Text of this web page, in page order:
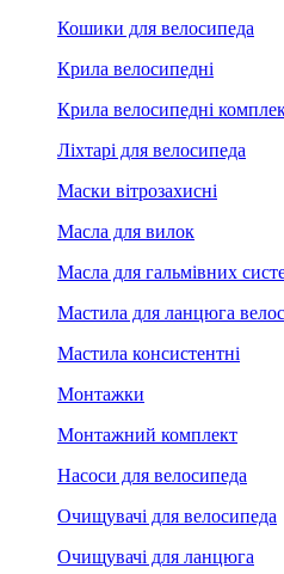
Кошики для велосипеда
Крила велосипедні
Крила велосипедні
Ліхтарі для велосипеда
Маски вітрозахисні
Масла для вилок
Масла для гальмівних
Мастила для ланцюга
Мастила консистентні
Монтажки
Монтажний комплект
Насоси для велосипеда
Очищувачі для велосипеда
Очищувачі для ланцюга